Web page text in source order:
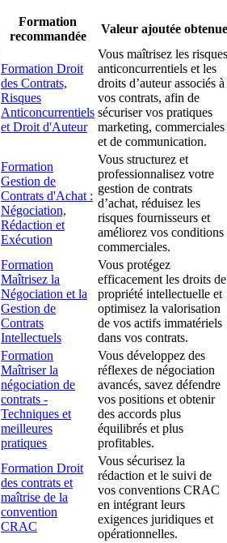
Formation
recommandée
Valeur ajoutée obtenue
Formation Droit
des Contrats,
Risques
Anticoncurrentiels
et Droit d'Auteur
Vous maîtrisez les risques
anticoncurrentiels et les
droits d’auteur associés à
vos contrats, afin de
sécuriser vos pratiques
marketing, commerciales
et de communication.
Formation
Gestion de
Contrats d'Achat :
Négociation,
Rédaction et
Exécution
Vous structurez et
professionnalisez votre
gestion de contrats
d’achat, réduisez les
risques fournisseurs et
améliorez vos conditions
commerciales.
Formation
Maîtrisez la
Négociation et la
Gestion de
Contrats
Intellectuels
Vous protégez
efficacement les droits de
propriété intellectuelle et
optimisez la valorisation
de vos actifs immatériels
dans vos contrats.
Formation
Maîtriser la
négociation de
contrats -
Techniques et
meilleures
pratiques
Vous développez des
réflexes de négociation
avancés, savez défendre
vos positions et obtenir
des accords plus
équilibrés et plus
profitables.
Formation Droit
des contrats et
maîtrise de la
convention
CRAC
Vous sécurisez la
rédaction et le suivi de
vos conventions CRAC
en intégrant leurs
exigences juridiques et
opérationnelles.